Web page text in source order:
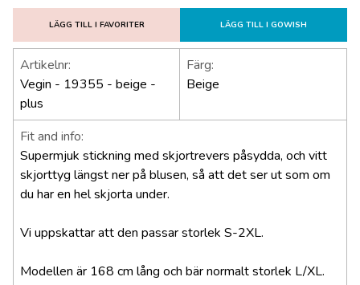
LÄGG TILL I FAVORITER LÄGG TILL I GOWISH
Artikelnr:
Vegin - 19355 - beige -
plus
Färg:
Beige
Fit and info:
Supermjuk stickning med skjortrevers påsydda, och vitt
skjorttyg längst ner på blusen, så att det ser ut som om
du har en hel skjorta under.
Vi uppskattar att den passar storlek S-2XL.
Modellen är 168 cm lång och bär normalt storlek L/XL.